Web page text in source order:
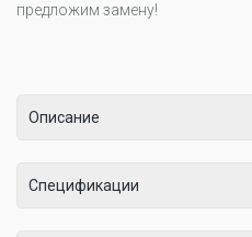
предложим замену!
Описание
Спецификации